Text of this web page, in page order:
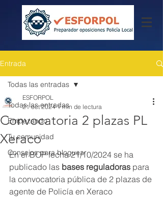
Entrada
Todas las entradas
Empezando
Tu comunidad
Consejos para bloguear
Todas las entradas
Convocatoria 2 plazas PL
Xeraco
ESFORPOL
21 oct 2024 1 min de lectura
En el BOP fecha 21/10/2024 se ha
publicado las bases reguladoras para
la convocatoria pública de 2 plazas de
agente de Policía en Xeraco